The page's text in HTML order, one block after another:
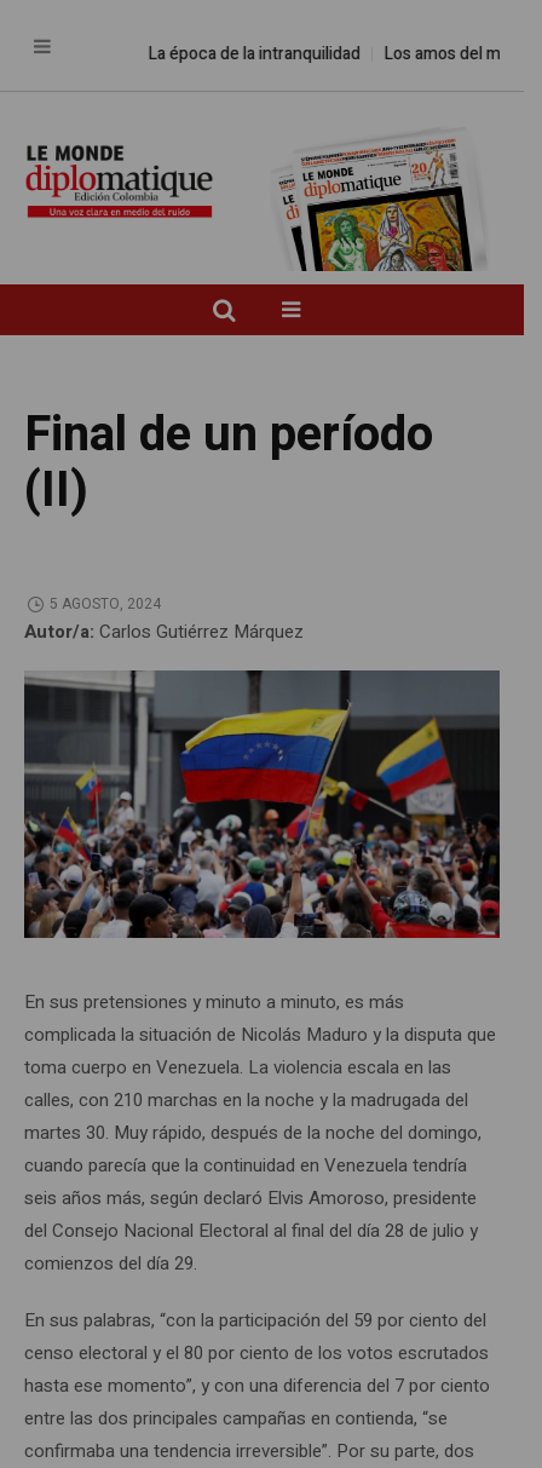
La época de la intranquilidad Los amos del mundo
Final de un período
(II)
5 AGOSTO, 2024
Autor/a: Carlos Gutiérrez Márquez
En sus pretensiones y minuto a minuto, es más
complicada la situación de Nicolás Maduro y la disputa que
toma cuerpo en Venezuela. La violencia escala en las
calles, con 210 marchas en la noche y la madrugada del
martes 30. Muy rápido, después de la noche del domingo,
cuando parecía que la continuidad en Venezuela tendría
seis años más, según declaró Elvis Amoroso, presidente
del Consejo Nacional Electoral al final del día 28 de julio y
comienzos del día 29.
En sus palabras, “con la participación del 59 por ciento del
censo electoral y el 80 por ciento de los votos escrutados
hasta ese momento”, y con una diferencia del 7 por ciento
entre las dos principales campañas en contienda, “se
confirmaba una tendencia irreversible”. Por su parte, dos